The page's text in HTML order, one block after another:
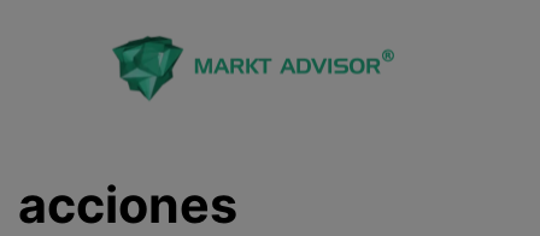
acciones